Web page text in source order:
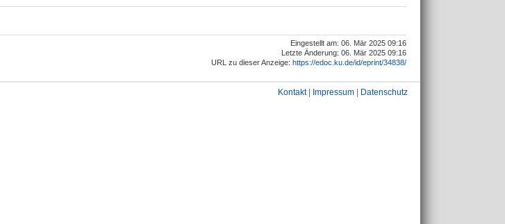
Eingestellt am: 06. Mär 2025 09:16
Letzte Änderung: 06. Mär 2025 09:16
URL zu dieser Anzeige: https://edoc.ku.de/id/eprint/34838/
Kontakt| Impressum Datenschutz